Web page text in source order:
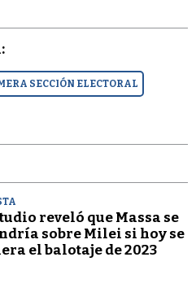
SECCIÓN ELECTORAL
reveló que Massa se
sobre Milei si hoy se
el balotaje de 2023